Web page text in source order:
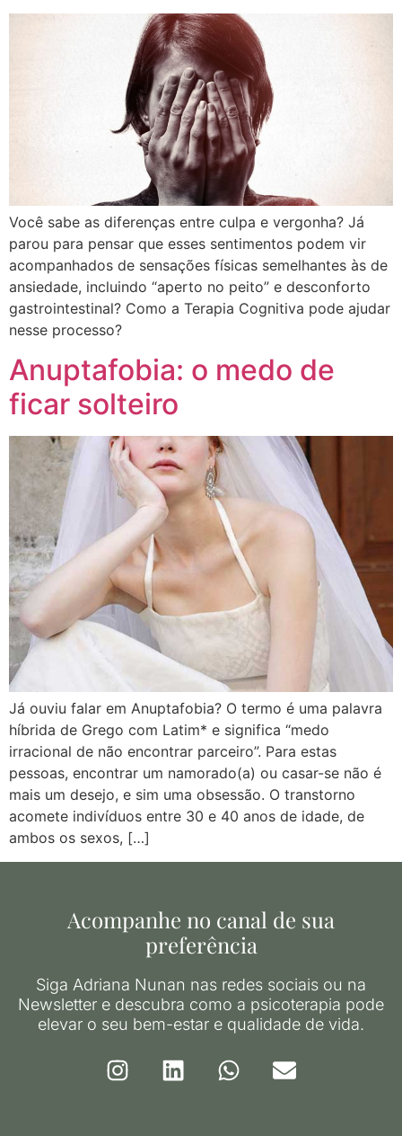
Você sabe as diferenças entre culpa e vergonha? Já
parou para pensar que esses sentimentos podem vir
acompanhados de sensações físicas semelhantes às de
ansiedade, incluindo “aperto no peito” e desconforto
gastrointestinal? Como a Terapia Cognitiva pode ajudar
nesse processo?
Anuptafobia: o medo de
ficar solteiro
Já ouviu falar em Anuptafobia? O termo é uma palavra
híbrida de Grego com Latim* e significa “medo
irracional de não encontrar parceiro”. Para estas
pessoas, encontrar um namorado(a) ou casar-se não é
mais um desejo, e sim uma obsessão. O transtorno
acomete indivíduos entre 30 e 40 anos de idade, de
ambos os sexos, […]
Acompanhe no canal de sua
preferência
Siga Adriana Nunan nas redes sociais ou na
Newsletter e descubra como a psicoterapia pode
elevar o seu bem-estar e qualidade de vida.